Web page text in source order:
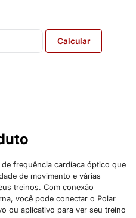
Calcular
frequência cardíaca óptico que
de movimento e várias
treinos. Com conexão
você pode conectar o Polar
ou aplicativo para ver seu treino